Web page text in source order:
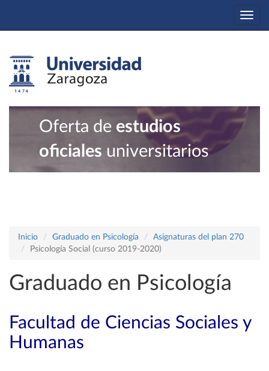
Oferta de estudios
oficiales universitarios
Inicio Graduado en Psicología
Asignaturas del plan 270
Psicología Social (curso 2019-2020)
Graduado en Psicología
Facultad de Ciencias Sociales y
Humanas